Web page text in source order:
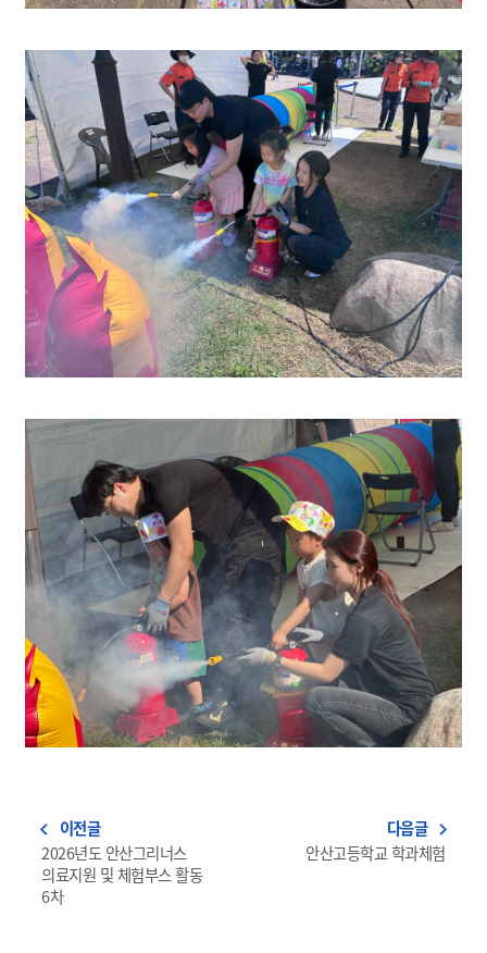
navigate_before 이전글
2026년도 안산그리너스
의료지원 및 체험부스 활동
6차
다음글 navigate_next
안산고등학교 학과체험